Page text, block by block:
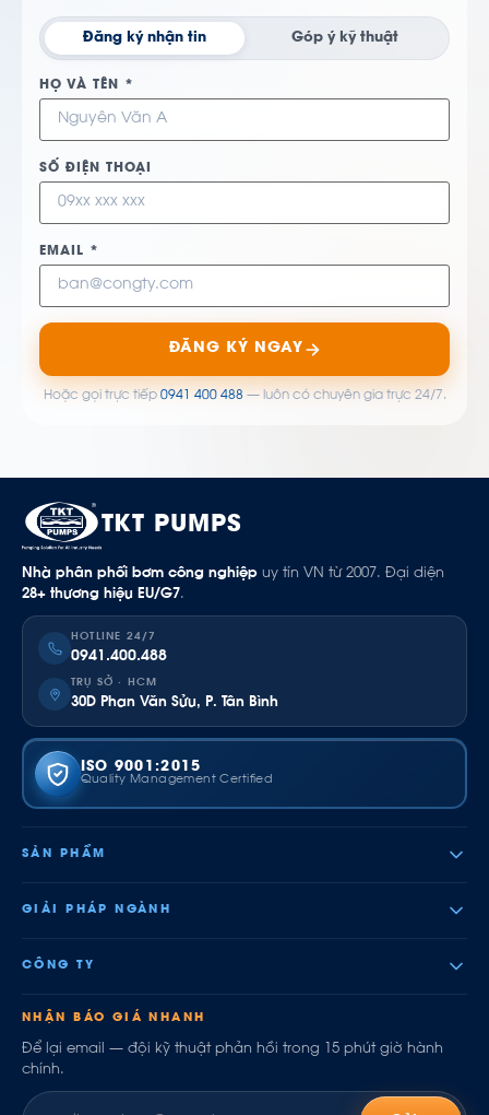
Đăng ký nhận tin Góp ý kỹ thuật
HỌ VÀ TÊN *
SỐ ĐIỆN THOẠI
EMAIL *
ĐĂNG KÝ NGAY
Hoặc gọi trực tiếp 0941 400 488— luôn có chuyên gia trực 24/7.
TKT PUMPS
Nhà phân phối bơm công nghiệp uy tín VN từ 2007. Đại diện
28+ thương hiệu EU/G7.
HOTLINE 24/7
0941.400.488
TRỤ SỞ · HCM
30D Phan Văn Sửu, P. Tân Bình
ISO 9001:2015
Quality Management Certified
SẢN PHẨM
GIẢI PHÁP NGÀNH
CÔNG TY
NHẬN BÁO GIÁ NHANH
Để lại email — đội kỹ thuật phản hồi trong 15 phút giờ hành
chính.